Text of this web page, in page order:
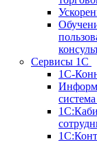
Сервисы 1С
1С-